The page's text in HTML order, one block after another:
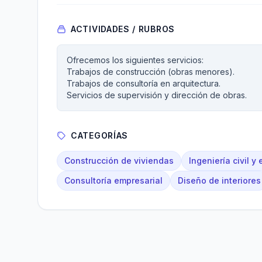
ACTIVIDADES / RUBROS
Ofrecemos los siguientes servicios:
Trabajos de construcción (obras menores).
Trabajos de consultoría en arquitectura.
Servicios de supervisión y dirección de obras.
CATEGORÍAS
Construcción de viviendas
Ingeniería civil y
Consultoría empresarial
Diseño de interiores